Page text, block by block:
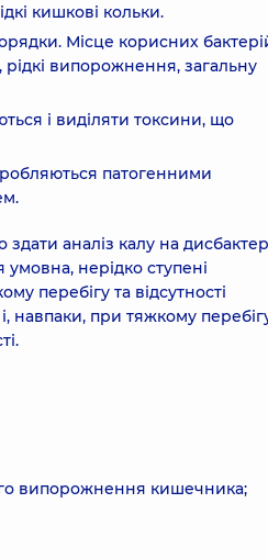
кишкові кольки.
Місце корисних
випорожнення, загальну
і виділяти токсини, що
патогенними
аналіз калу на
нерідко ступені
перебігу та відсутності
навпаки, при тяжкому
випорожнення кишечника;